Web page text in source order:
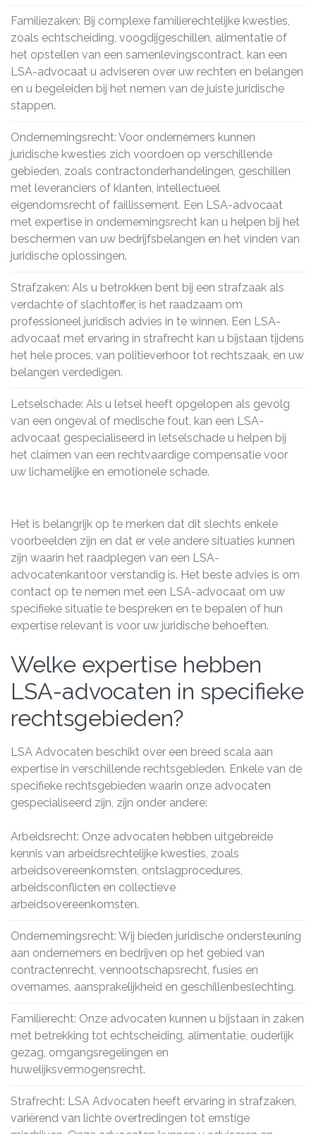
Familiezaken: Bij complexe familierechtelijke kwesties,
zoals echtscheiding, voogdijgeschillen, alimentatie of
het opstellen van een samenlevingscontract, kan een
LSA-advocaat u adviseren over uw rechten en belangen
en u begeleiden bij het nemen van de juiste juridische
stappen.
Ondernemingsrecht: Voor ondernemers kunnen
juridische kwesties zich voordoen op verschillende
gebieden, zoals contractonderhandelingen, geschillen
met leveranciers of klanten, intellectueel
eigendomsrecht of faillissement. Een LSA-advocaat
met expertise in ondernemingsrecht kan u helpen bij het
beschermen van uw bedrijfsbelangen en het vinden van
juridische oplossingen.
Strafzaken: Als u betrokken bent bij een strafzaak als
verdachte of slachtoffer, is het raadzaam om
professioneel juridisch advies in te winnen. Een LSA-
advocaat met ervaring in strafrecht kan u bijstaan tijdens
het hele proces, van politieverhoor tot rechtszaak, en uw
belangen verdedigen.
Letselschade: Als u letsel heeft opgelopen als gevolg
van een ongeval of medische fout, kan een LSA-
advocaat gespecialiseerd in letselschade u helpen bij
het claimen van een rechtvaardige compensatie voor
uw lichamelijke en emotionele schade.
Het is belangrijk op te merken dat dit slechts enkele
voorbeelden zijn en dat er vele andere situaties kunnen
zijn waarin het raadplegen van een LSA-
advocatenkantoor verstandig is. Het beste advies is om
contact op te nemen met een LSA-advocaat om uw
specifieke situatie te bespreken en te bepalen of hun
expertise relevant is voor uw juridische behoeften.
Welke expertise hebben
LSA-advocaten in specifieke
rechtsgebieden?
LSA Advocaten beschikt over een breed scala aan
expertise in verschillende rechtsgebieden. Enkele van de
specifieke rechtsgebieden waarin onze advocaten
gespecialiseerd zijn, zijn onder andere:
Arbeidsrecht: Onze advocaten hebben uitgebreide
kennis van arbeidsrechtelijke kwesties, zoals
arbeidsovereenkomsten, ontslagprocedures,
arbeidsconflicten en collectieve
arbeidsovereenkomsten.
Ondernemingsrecht: Wij bieden juridische ondersteuning
aan ondernemers en bedrijven op het gebied van
contractenrecht, vennootschapsrecht, fusies en
overnames, aansprakelijkheid en geschillenbeslechting.
Familierecht: Onze advocaten kunnen u bijstaan in zaken
met betrekking tot echtscheiding, alimentatie, ouderlijk
gezag, omgangsregelingen en
huwelijksvermogensrecht.
Strafrecht: LSA Advocaten heeft ervaring in strafzaken,
variërend van lichte overtredingen tot ernstige